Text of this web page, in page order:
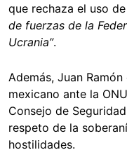
que rechaza el uso
de fuerzas de la
Ucrania”.
Además, Juan
mexicano ante la
Consejo de
respeto de la
hostilidades.